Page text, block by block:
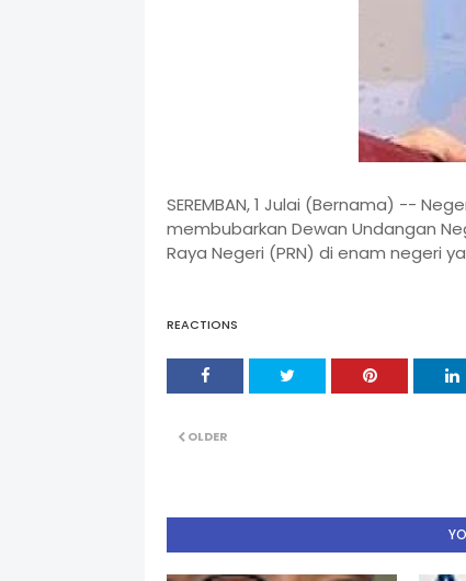
SEREMBAN, 1 Julai (Bernama) --
membubarkan Dewan Undangan
Raya Negeri (PRN) di enam negeri
REACTIONS
OLDER